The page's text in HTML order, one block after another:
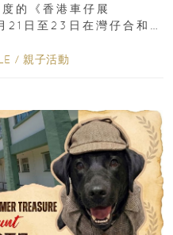
的《香港車仔展
日至23日在灣仔合和酒
/ 親子活動